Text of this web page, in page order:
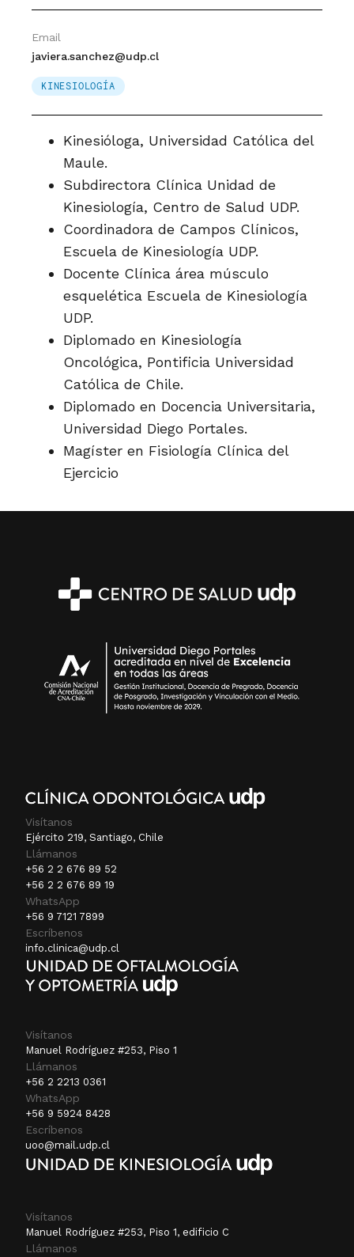
Email
javiera.sanchez@udp.cl
KINESIOLOGÍA
Kinesióloga, Universidad Católica del
Maule.
Subdirectora Clínica Unidad de
Kinesiología, Centro de Salud UDP.
Coordinadora de Campos Clínicos,
Escuela de Kinesiología UDP.
Docente Clínica área músculo
esquelética Escuela de Kinesiología
UDP.
Diplomado en Kinesiología
Oncológica, Pontificia Universidad
Católica de Chile.
Diplomado en Docencia Universitaria,
Universidad Diego Portales.
Magíster en Fisiología Clínica del
Ejercicio
Visítanos
Ejército 219, Santiago, Chile
Llámanos
+56 2 2 676 89 52
+56 2 2 676 89 19
WhatsApp
+56 9 7121 7899
Escríbenos
info.clinica@udp.cl
Visítanos
Manuel Rodríguez #253, Piso 1
Llámanos
+56 2 2213 0361
WhatsApp
+56 9 5924 8428
Escríbenos
uoo@mail.udp.cl
Visítanos
Manuel Rodríguez #253, Piso 1, edificio C
Llámanos